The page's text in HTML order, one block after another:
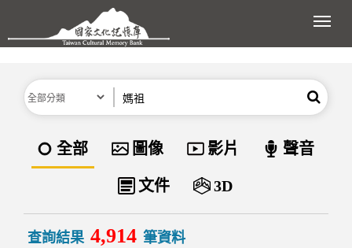
跳到主要內容區塊
展
分類 搜尋
資料類型
全部 圖像 影片 聲音
文件 3D
查詢結果 4,914 筆資料